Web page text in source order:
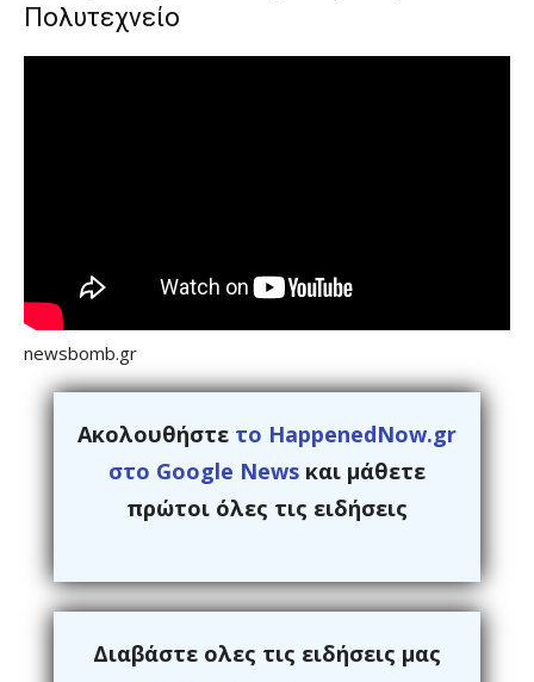
Πολυτεχνείο
newsbomb.gr
Ακολουθήστε το HappenedNow.gr
στο Google News και μάθετε
πρώτοι όλες τις ειδήσεις
Διαβάστε ολες τις ειδήσεις μας